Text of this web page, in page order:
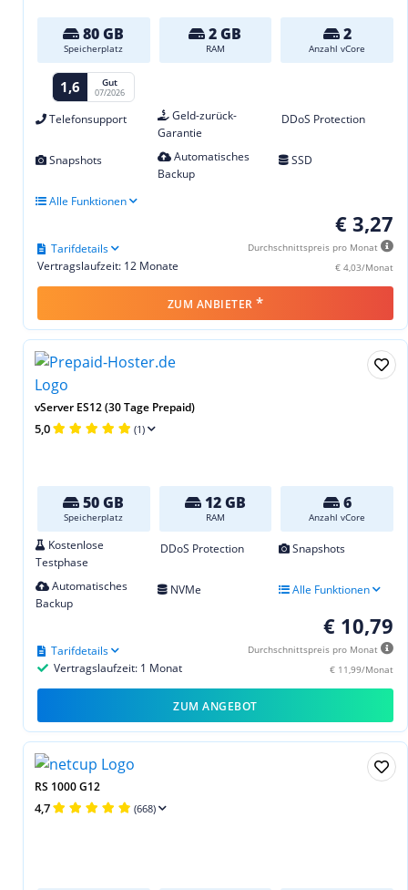
80 GB
Speicherplatz
2 GB
RAM
2
Anzahl vCore
1,6 Gut
07/2026
Telefonsupport
Geld-zurück-
Garantie
DDoS Protection
Snapshots
Automatisches
Backup
SSD
Alle Funktionen
€ 3,27
Durchschnittspreis pro Monat
€ 4,03/Monat
Vertragslaufzeit: 12 Monate
Tarifdetails
ZUM ANBIETER *
vServer ES12 (30 Tage Prepaid)
5,0 (1)
50 GB
Speicherplatz
12 GB
RAM
6
Anzahl vCore
Kostenlose
Testphase
DDoS Protection Snapshots
Automatisches
Backup
NVMe Alle Funktionen
€ 10,79
Durchschnittspreis pro Monat
€ 11,99/Monat
Vertragslaufzeit: 1 Monat
Tarifdetails
ZUM ANGEBOT
RS 1000 G12
4,7 (668)